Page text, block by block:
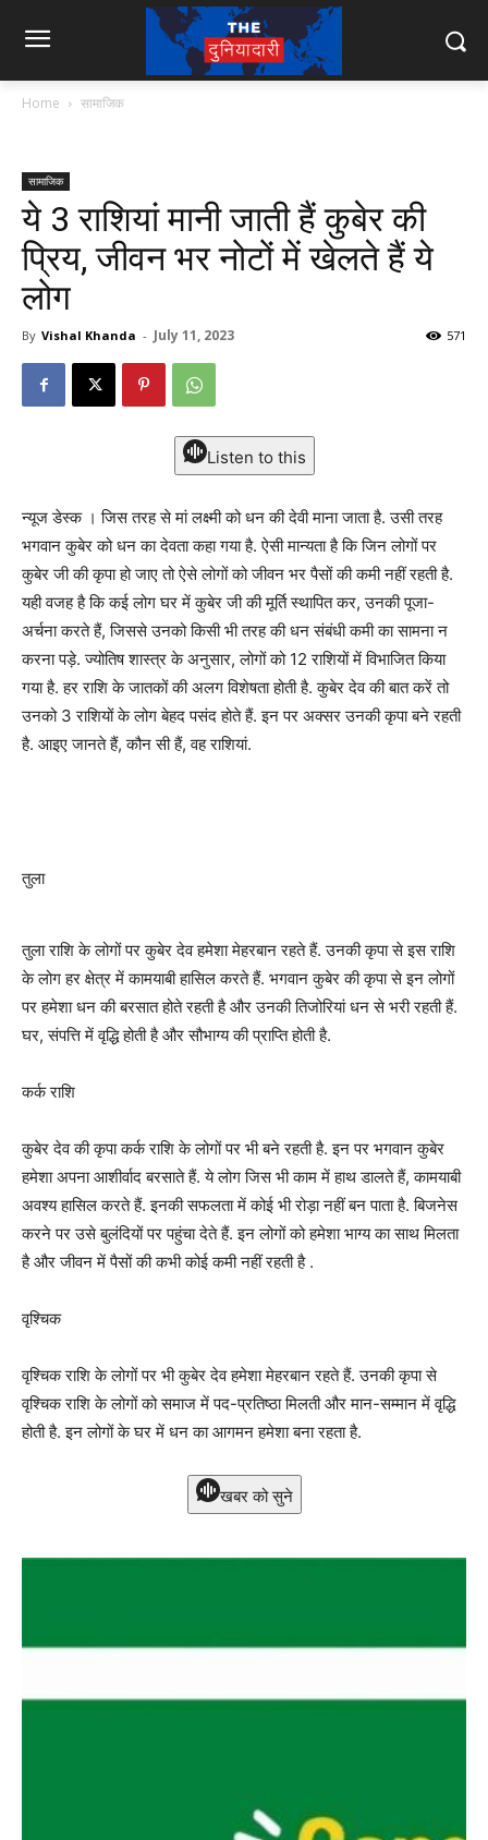
Home सामाजिक
सामाजिक
ये 3 राशियां मानी जाती हैं कुबेर की
प्रिय, जीवन भर नोटों में खेलते हैं ये
लोग
By Vishal Khanda - July 11, 2023 571
Listen to this
न्यूज डेस्क । जिस तरह से मां लक्ष्मी को धन की देवी माना जाता है. उसी तरह
भगवान कुबेर को धन का देवता कहा गया है. ऐसी मान्यता है कि जिन लोगों पर
कुबेर जी की कृपा हो जाए तो ऐसे लोगों को जीवन भर पैसों की कमी नहीं रहती है.
यही वजह है कि कई लोग घर में कुबेर जी की मूर्ति स्थापित कर, उनकी पूजा-
अर्चना करते हैं, जिससे उनको किसी भी तरह की धन संबंधी कमी का सामना न
करना पड़े. ज्योतिष शास्त्र के अनुसार, लोगों को 12 राशियों में विभाजित किया
गया है. हर राशि के जातकों की अलग विशेषता होती है. कुबेर देव की बात करें तो
उनको 3 राशियों के लोग बेहद पसंद होते हैं. इन पर अक्सर उनकी कृपा बने रहती
है. आइए जानते हैं, कौन सी हैं, वह राशियां.
तुला
तुला राशि के लोगों पर कुबेर देव हमेशा मेहरबान रहते हैं. उनकी कृपा से इस राशि
के लोग हर क्षेत्र में कामयाबी हासिल करते हैं. भगवान कुबेर की कृपा से इन लोगों
पर हमेशा धन की बरसात होते रहती है और उनकी तिजोरियां धन से भरी रहती हैं.
घर, संपत्ति में वृद्धि होती है और सौभाग्य की प्राप्ति होती है.
कर्क राशि
कुबेर देव की कृपा कर्क राशि के लोगों पर भी बने रहती है. इन पर भगवान कुबेर
हमेशा अपना आशीर्वाद बरसाते हैं. ये लोग जिस भी काम में हाथ डालते हैं, कामयाबी
अवश्य हासिल करते हैं. इनकी सफलता में कोई भी रोड़ा नहीं बन पाता है. बिजनेस
करने पर उसे बुलंदियों पर पहुंचा देते हैं. इन लोगों को हमेशा भाग्य का साथ मिलता
है और जीवन में पैसों की कभी कोई कमी नहीं रहती है .
वृश्चिक
वृश्चिक राशि के लोगों पर भी कुबेर देव हमेशा मेहरबान रहते हैं. उनकी कृपा से
वृश्चिक राशि के लोगों को समाज में पद-प्रतिष्ठा मिलती और मान-सम्मान में वृद्धि
होती है. इन लोगों के घर में धन का आगमन हमेशा बना रहता है.
खबर को सुने